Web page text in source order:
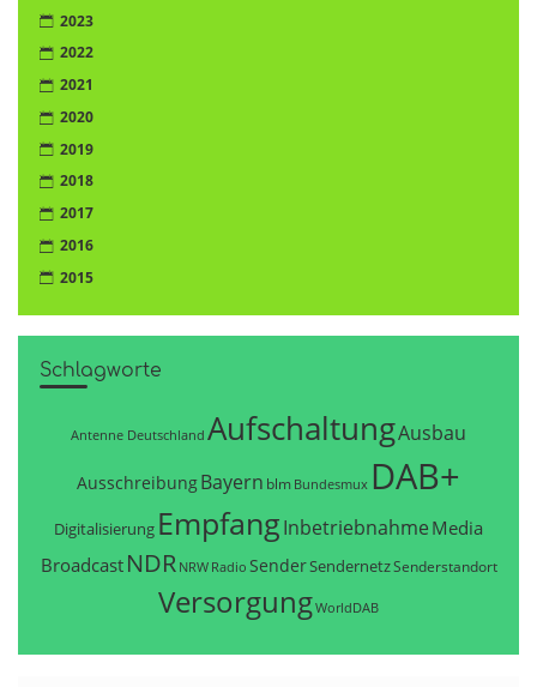
2023
2022
2021
2020
2019
2018
2017
2016
2015
Schlagworte
Antenne Deutschland AufschaltungAusbau
AusschreibungBayern blm Bundesmux DAB+
Digitalisierung EmpfangInbetriebnahme Media
Broadcast NDR NRW Radio SenderSendernetzSenderstandort
VersorgungWorldDAB